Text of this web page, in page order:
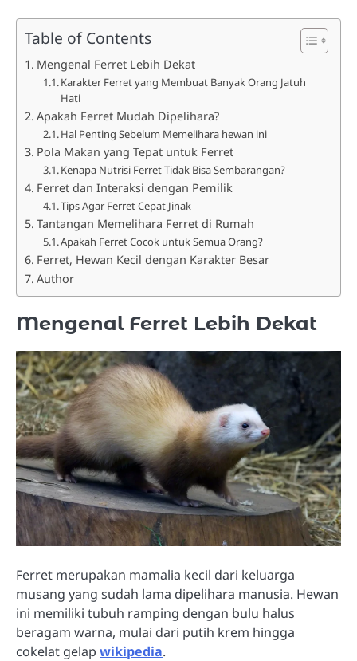
Table of Contents
Mengenal Ferret Lebih Dekat
Karakter Ferret yang Membuat Banyak Orang Jatuh
Hati
Apakah Ferret Mudah Dipelihara?
Hal Penting Sebelum Memelihara hewan ini
Pola Makan yang Tepat untuk Ferret
Kenapa Nutrisi Ferret Tidak Bisa Sembarangan?
Ferret dan Interaksi dengan Pemilik
Tips Agar Ferret Cepat Jinak
Tantangan Memelihara Ferret di Rumah
Apakah Ferret Cocok untuk Semua Orang?
Ferret, Hewan Kecil dengan Karakter Besar
Author
Mengenal Ferret Lebih Dekat
Ferret merupakan mamalia kecil dari keluarga
musang yang sudah lama dipelihara manusia. Hewan
ini memiliki tubuh ramping dengan bulu halus
beragam warna, mulai dari putih krem hingga
cokelat gelap wikipedia.